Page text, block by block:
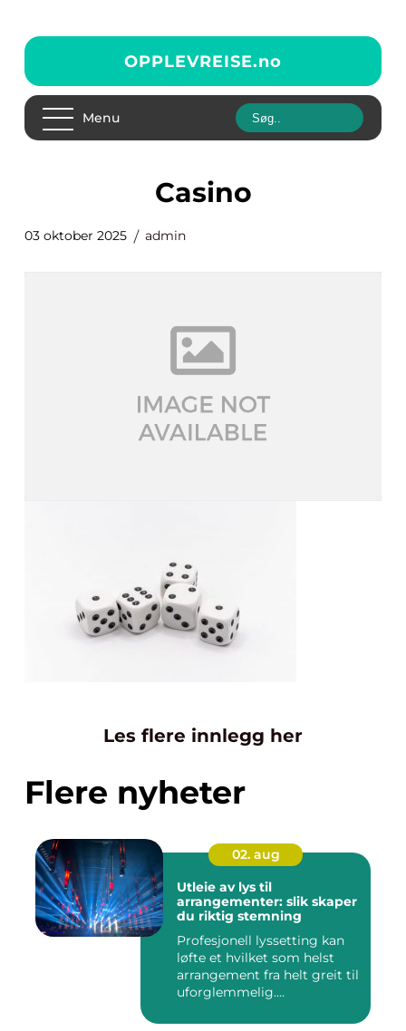
OPPLEVREISE.no
Menu
casino
03 oktober 2025 admin
Les flere innlegg her
Flere nyheter
02. aug
Utleie av lys til
arrangementer: slik skaper
du riktig stemning
Profesjonell lyssetting kan
løfte et hvilket som helst
arrangement fra helt greit til
uforglemmelig....